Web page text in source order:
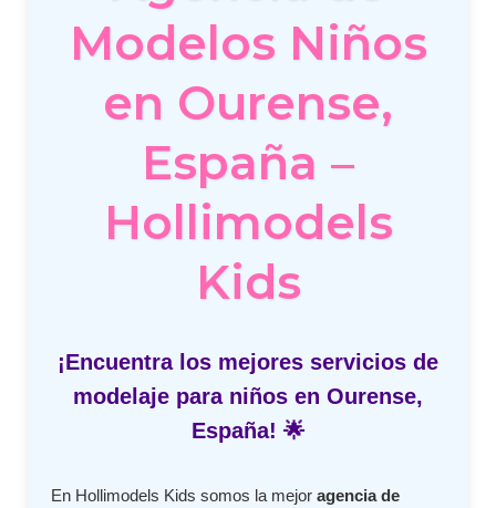
Modelos Niños
en Ourense,
España –
Hollimodels
Kids
¡Encuentra los mejores servicios de
modelaje para niños en Ourense,
España! 🌟
En Hollimodels Kids somos la mejoragencia de